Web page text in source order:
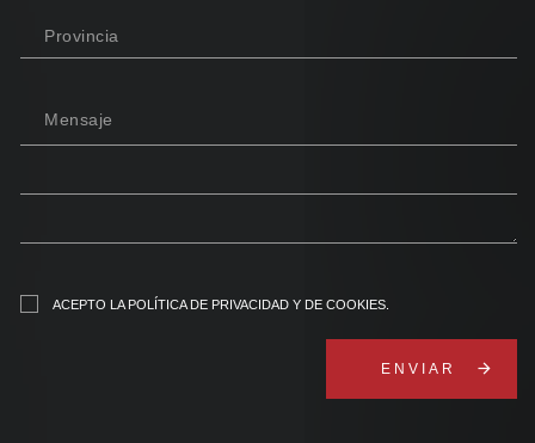
Provincia
Mensaje
ACEPTO LA POLÍTICA DE PRIVACIDAD Y DE COOKIES
arrow_forward